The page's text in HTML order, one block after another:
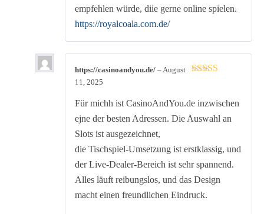
empfehlen würde, diie gerne online spielen.
https://royalcoala.com.de/
https://casinoandyou.de/ – August
11, 2025
Für michh ist CasinoAndYou.de inzwischen
ejne der besten Adressen. Die Auswahl an
Slots ist ausgezeichnet,
die Tischspiel-Umsetzung ist erstklassig, und
der Live-Dealer-Bereich ist sehr spannend.
Alles läuft reibungslos, und das Design
macht einen freundlichen Eindruck.